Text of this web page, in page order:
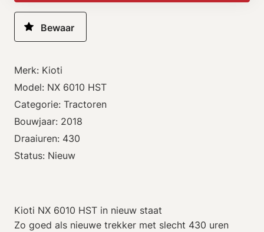
Merk: Kioti
Model: NX 6010 HST
Categorie: Tractoren
Bouwjaar: 2018
Draaiuren: 430
Status: Nieuw
Kioti NX 6010 HST in nieuw staat
Zo goed als nieuwe trekker met slecht 430 uren